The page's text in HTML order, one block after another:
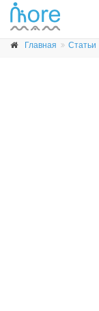
Главная Статьи